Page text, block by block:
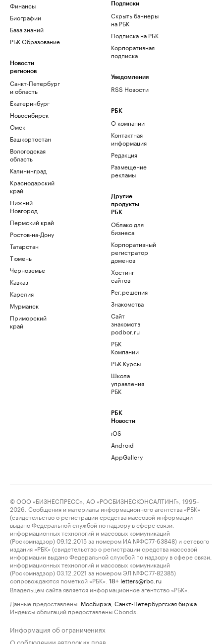
Финансы
Биографии
База знаний
РБК Образование
Новости
регионов
Санкт-Петербург
и область
Екатеринбург
Новосибирск
Омск
Башкортостан
Вологодская
область
Калининград
Краснодарский
край
Нижний
Новгород
Пермский край
Ростов-на-Дону
Татарстан
Тюмень
Черноземье
Кавказ
Карелия
Мурманск
Приморский
край
Подписки
Скрыть баннеры
на РБК
Подписка на РБК
Корпоративная
подписка
Уведомления
RSS Новости
РБК
О компании
Контактная
информация
Редакция
Размещение
рекламы
Другие
продукты
РБК
Облако для
бизнеса
Корпоративный
регистратор
доменов
Хостинг
сайтов
Рег.решения
Знакомства
Сайт
знакомств
podbor.ru
РБК
Компании
РБК Курсы
Школа
управления
РБК
РБК
Новости
iOS
Android
AppGallery
© ООО «БИЗНЕСПРЕСС», АО «РОСБИЗНЕСКОНСАЛТИНГ», 1995–
2026. Сообщения и материалы информационного агентства «РБК»
(свидетельство о регистрации средства массовой информации
выдано Федеральной службой по надзору в сфере связи,
информационных технологий и массовых коммуникаций
(Роскомнадзор) 09.12.2015 за номером ИА №ФС77-63848) и сетевого
издания «РБК» (свидетельство о регистрации средства массовой
информации выдано Федеральной службой по надзору в сфере связи,
информационных технологий и массовых коммуникаций
(Роскомнадзор) 03.12.2021 за номером ЭЛ №ФС77-82385)
сопровождаются пометкой «РБК».
18+ letters@rbc.ru
Владельцем сайта является информационное агентство «РБК».
Данные предоставлены: Мосбиржа Санкт-Петербургская биржа
Индексы облигаций предоставлены Cbonds.
Информация об ограничениях
О соблюдении авторских прав